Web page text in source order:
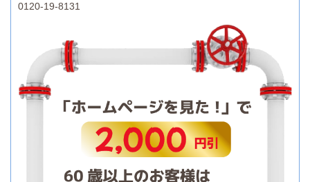
0120-19-8131